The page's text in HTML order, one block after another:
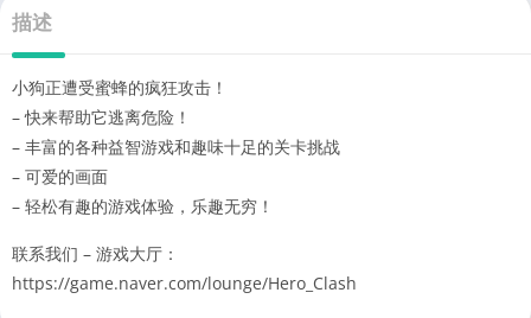
描述
小狗正遭受蜜蜂的疯狂攻击！
– 快来帮助它逃离危险！
– 丰富的各种益智游戏和趣味十足的关卡挑战
– 可爱的画面
– 轻松有趣的游戏体验，乐趣无穷！
联系我们 – 游戏大厅：
https://game.naver.com/lounge/Hero_Clash